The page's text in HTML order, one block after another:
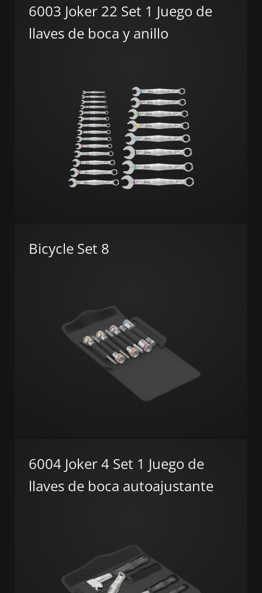
6003 Joker 22 Set 1 Juego de
llaves de boca y anillo
Bicycle Set 8
6004 Joker 4 Set 1 Juego de
llaves de boca autoajustante